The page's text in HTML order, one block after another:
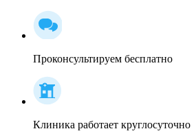
Проконсультируем бесплатно
Клиника работает круглосуточно